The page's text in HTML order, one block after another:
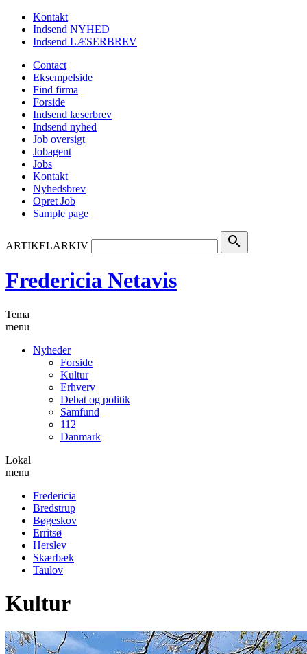
Kontakt
Indsend NYHED
Indsend LÆSERBREV
Contact
Eksempelside
Find firma
Forside
Indsend læserbrev
Indsend nyhed
Job oversigt
Jobagent
Jobs
Kontakt
Nyhedsbrev
Opret Job
Sample page
ARTIKELARKIV search
Fredericia Netavis
Tema
menu
Nyheder
Forside
Kultur
Erhverv
Debat og politik
Samfund
112
Danmark
Lokal
menu
Fredericia
Bredstrup
Bøgeskov
Erritsø
Herslev
Skærbæk
Taulov
Kultur